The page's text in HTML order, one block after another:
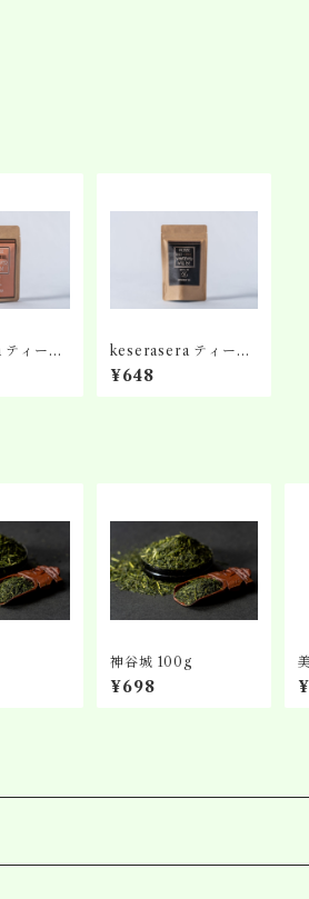
ィーバ
keserasera ティーバ
ッグ No.5 ほうじ茶
¥648
神谷城 100g
¥698